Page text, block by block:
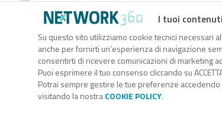
I tuoi
Su questo sito utilizziamo cookie tecnici necessari
anche per fornirti un’esperienza di navigazione
consentirti di ricevere comunicazioni di marketing
Puoi esprimere il tuo consenso cliccando su
Potrai sempre gestire le tue preferenze accedendo
visitando la nostraCOOKIE POLICY.
Codice Rss
Clicca sul pulsante per copiare il link
RSS link